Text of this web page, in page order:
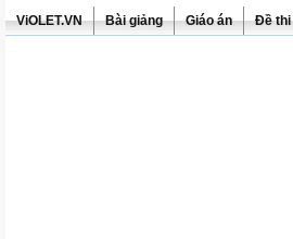
ViOLET.VN Bài giảng Giáo án Đề thi